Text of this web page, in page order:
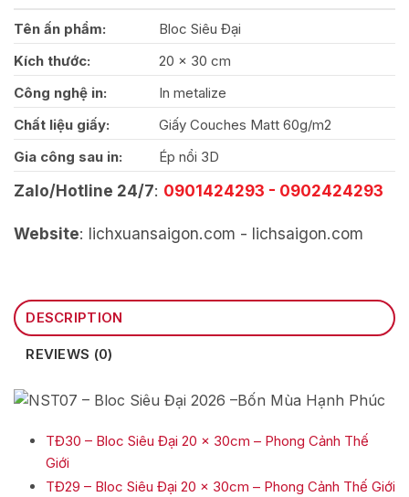
Tên ấn phẩm:
Bloc Siêu Đại
Kích thước:
20 x 30 cm
Công nghệ in:
In metalize
Chất liệu giấy:
Giấy Couches Matt 60g/m2
Gia công sau in:
Ép nổi 3D
Zalo/Hotline 24/7: 0901424293 - 0902424293
Website: lichxuansaigon.com - lichsaigon.com
DESCRIPTION
REVIEWS (0)
TĐ30 – Bloc Siêu Đại 20 x 30cm – Phong Cảnh Thế
Giới
TĐ29 – Bloc Siêu Đại 20 x 30cm – Phong Cảnh Thế Giới